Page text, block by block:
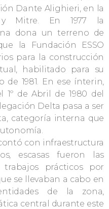
Dante Alighieri, en la
Mitre. En 1977 la
dona un terreno de
la Fundación ESSO
para la construcción
habilitado para su
1981. En ese ínterin,
1º de Abril de 1980 del
Delta pasa a ser
categoría interna que
con infraestructura
escasas fueron las
trabajos prácticos por
se llevaban a cabo en
de la zona,
central durante este